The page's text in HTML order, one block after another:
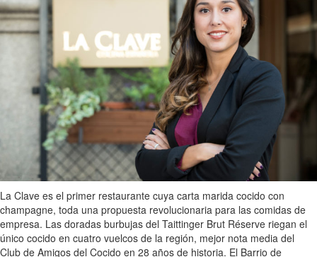
La Clave es el primer restaurante cuya carta marida cocido con
champagne, toda una propuesta revolucionaria para las comidas de
empresa. Las doradas burbujas del Taittinger Brut Réserve riegan el
único cocido en cuatro vuelcos de la región, mejor nota media del
Club de Amigos del Cocido en 28 años de historia. El Barrio de